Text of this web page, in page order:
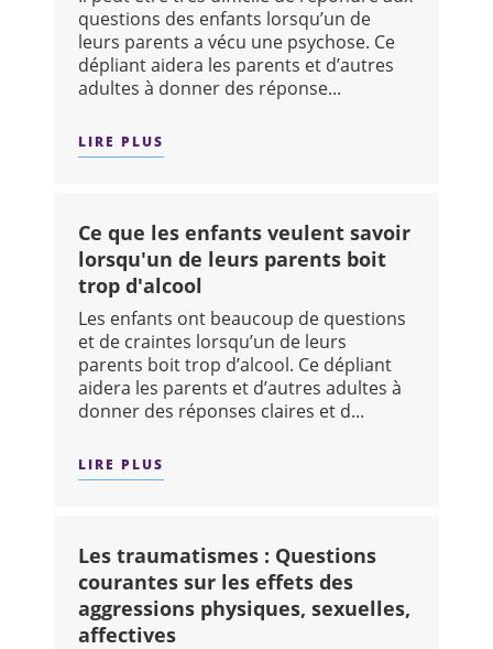
questions des enfants lorsqu’un de
leurs parents a vécu une psychose. Ce
dépliant aidera les parents et d’autres
adultes à donner des réponse...
LIRE PLUS
Ce que les enfants veulent savoir
lorsqu'un de leurs parents boit
trop d'alcool
Les enfants ont beaucoup de questions
et de craintes lorsqu’un de leurs
parents boit trop d’alcool. Ce dépliant
aidera les parents et d’autres adultes à
donner des réponses claires et d...
LIRE PLUS
Les traumatismes : Questions
courantes sur les effets des
aggressions physiques, sexuelles,
affectives